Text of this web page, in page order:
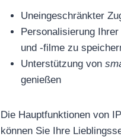
Uneingeschränkter
Personalisierung
und -filme zu
Unterstützung von
genießen
Die Hauptfunktionen von
können Sie Ihre